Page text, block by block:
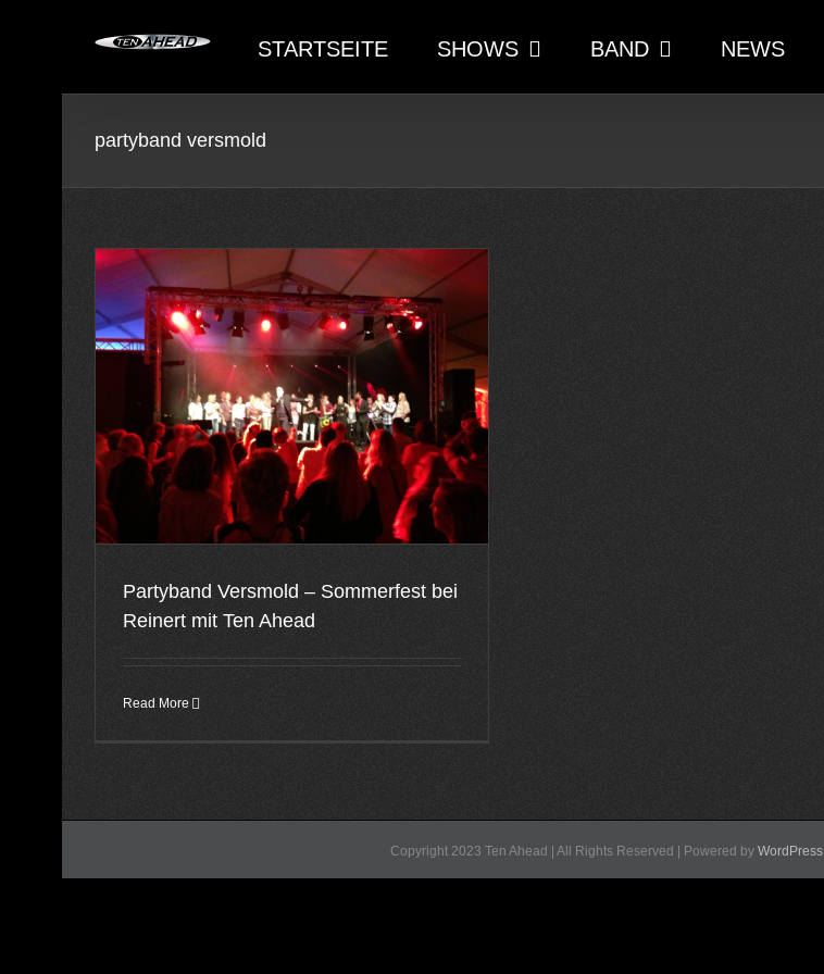
STARTSEITE SHOWS BAND NEWS
partyband versmold
Partyband Versmold – Sommerfest bei
Reinert mit Ten Ahead
Read More
Copyright 2023 Ten Ahead | All Rights Reserved | Powered by WordPress